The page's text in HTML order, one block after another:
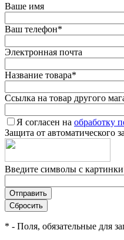
Ваше имя
Ваш телефон*
Электронная почта
Название товара*
Ссылка на товар другого
Я согласен на обработку
Защита от автоматического
Введите символы с картинки
* - Поля, обязательные для